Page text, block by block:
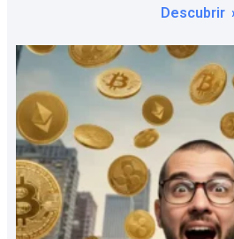
Descubrir